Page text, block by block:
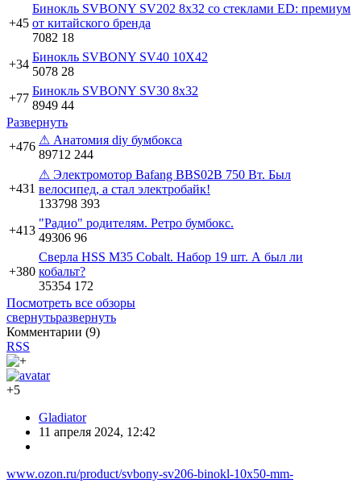
+45
Бинокль SVBONY SV202 8х32 со стеклами ED: премиум
от китайского бренда
7082 18
+34
Бинокль SVBONY SV40 10X42
5078 28
+77
Бинокль SVBONY SV30 8x32
8949 44
Развернуть
+476 ⚠ Анатомия diy бумбокса
89712 244
+431
⚠ Электромотор Bafang BBS02B 750 Вт. Был
велосипед, а стал электробайк!
133798 393
+413
"Радио" родителям. Ретро бумбокс.
49306 96
+380
Сверла HSS M35 Cobalt. Набор 19 шт. А был ли
кобальт?
35354 172
Посмотреть все обзоры
свернутьразвернуть
Комментарии (9)
RSS
+5
Gladiator
11 апреля 2024, 12:42
www.ozon.ru/product/svbony-sv206-binokl-10x50-mm-